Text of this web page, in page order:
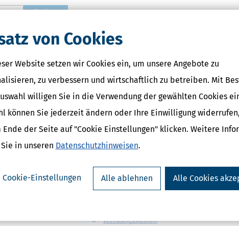
von Cookies
Website setzen wir Cookies ein, um unsere Angebote zu
zu verbessern und wirtschaftlich zu betreiben. Mit
willigen Sie in die Verwendung der gewählten Cookies
können Sie jederzeit ändern oder Ihre Einwilligung
Ende der Seite auf "Cookie Einstellungen" klicken. Weitere
in unseren Datenschutzhinweisen.
Cookie-Einstellungen Alle ablehnen Alle Cookies
Suchen
U V W X
häusliches Arbeitszimmer. Die Kosten für solch ein
Verwandte Begriffe
Werbungskosten